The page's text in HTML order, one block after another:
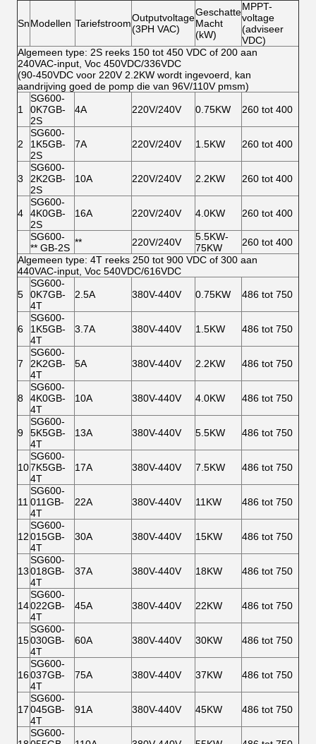
SnModellen TariefstroomOutputvoltage
(3PH VAC)
Geschatte
Macht
(kW)
MPPT-
voltage
(adviseer
VDC)
Algemeen type: 2S reeks 150 tot 450 VDC of 200 aan
240VAC-input, Voc 450VDC/336VDC
(90-450VDC voor 220V 2.2KW wordt ingevoerd, kan
aandrijving goed de pomp die van 96V/110V pmsm)
1
SG600-
0K7GB-
2S
4A 220V/240V 0.75KW 260 tot 400
2
SG600-
1K5GB-
2S
7A 220V/240V 1.5KW 260 tot 400
3
SG600-
2K2GB-
2S
10A 220V/240V 2.2KW 260 tot 400
4
SG600-
4K0GB-
2S
16A 220V/240V 4.0KW 260 tot 400
SG600-
** GB-2S ** 220V/240V
5.5KW-
75KW
260 tot 400
Algemeen type: 4T reeks 250 tot 900 VDC of 300 aan
440VAC-input, Voc 540VDC/616VDC
5
SG600-
0K7GB-
4T
2.5A 380V-440V 0.75KW 486 tot 750
6
SG600-
1K5GB-
4T
3.7A 380V-440V 1.5KW 486 tot 750
7
SG600-
2K2GB-
4T
5A 380V-440V 2.2KW 486 tot 750
8
SG600-
4K0GB-
4T
10A 380V-440V 4.0KW 486 tot 750
9
SG600-
5K5GB-
4T
13A 380V-440V 5.5KW 486 tot 750
10
SG600-
7K5GB-
4T
17A 380V-440V 7.5KW 486 tot 750
11
SG600-
011GB-
4T
22A 380V-440V 11KW 486 tot 750
12
SG600-
015GB-
4T
30A 380V-440V 15KW 486 tot 750
13
SG600-
018GB-
4T
37A 380V-440V 18KW 486 tot 750
14
SG600-
022GB-
4T
45A 380V-440V 22KW 486 tot 750
15
SG600-
030GB-
4T
60A 380V-440V 30KW 486 tot 750
16
SG600-
037GB-
4T
75A 380V-440V 37KW 486 tot 750
17
SG600-
045GB-
4T
91A 380V-440V 45KW 486 tot 750
SG600-